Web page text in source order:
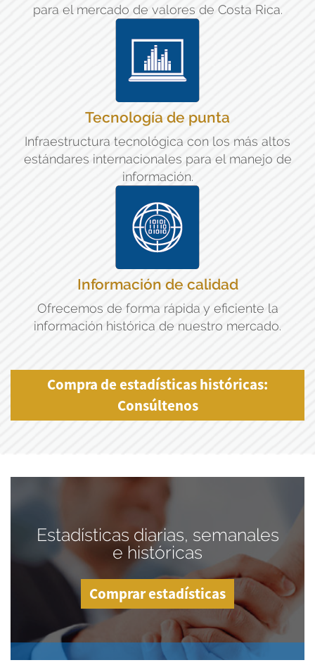
para el mercado de valores de Costa Rica.
Tecnología de punta
Infraestructura tecnológica con los más altos
estándares internacionales para el manejo de
información.
Información de calidad
Ofrecemos de forma rápida y eficiente la
información histórica de nuestro mercado.
Compra de estadísticas históricas:
Consúltenos
Estadísticas diarias, semanales
e históricas
Comprar estadísticas